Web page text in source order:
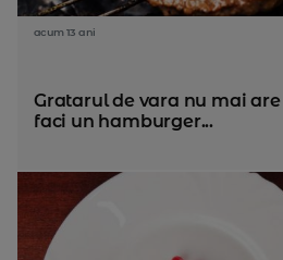
acum 13 ani
Gratarul de vara nu mai are
faci un hamburger...